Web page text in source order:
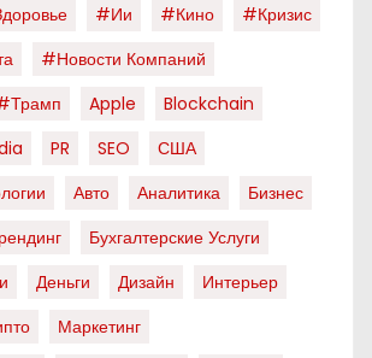
#ии #кино
#кризис
#новости Компаний
Apple
Blockchain
PR SEO
США
Авто Аналитика
Бизнес
Бухгалтерские Услуги
Деньги Дизайн
Интерьер
Маркетинг